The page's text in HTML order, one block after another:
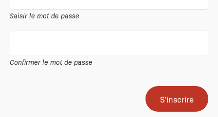
Saisir le mot de passe
Confirmer le mot de passe